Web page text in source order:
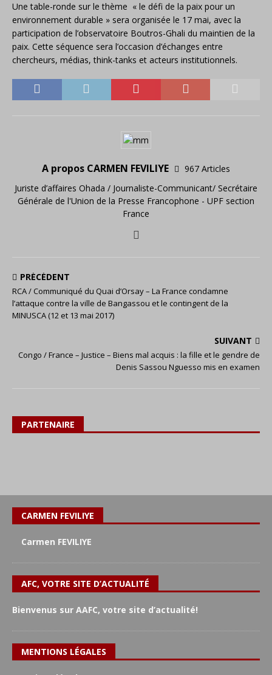
Une table-ronde sur le thème « le défi de la paix pour un
environnement durable » sera organisée le 17 mai, avec la
participation de l’observatoire Boutros-Ghali du maintien de la
paix. Cette séquence sera l’occasion d’échanges entre
chercheurs, médias, think-tanks et acteurs institutionnels.
A propos CARMEN FEVILIYE
967 Articles
Juriste d’affaires Ohada / Journaliste-Communicant/ Secrétaire
Générale de l'Union de la Presse Francophone - UPF section
France
PRÉCÉDENT
RCA / Communiqué du Quai d’Orsay – La France condamne
l’attaque contre la ville de Bangassou et le contingent de la
MINUSCA (12 et 13 mai 2017)
SUIVANT
Congo / France – Justice – Biens mal acquis : la fille et le gendre de
Denis Sassou Nguesso mis en examen
PARTENAIRE
CARMEN FEVILIYE
Carmen FEVILIYE
AFC, VOTRE SITE D’ACTUALITÉ
Bienvenus sur AAFC, votre site d’actualité!
MENTIONS LÉGALES